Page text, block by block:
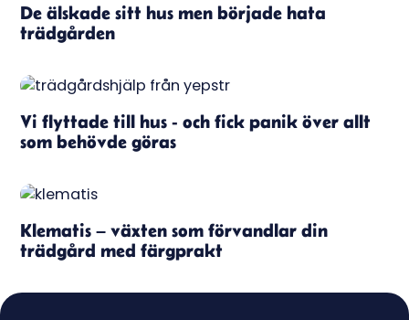
De älskade sitt hus men började hata
trädgården
Vi flyttade till hus - och fick panik över allt
som behövde göras
Klematis – växten som förvandlar din
trädgård med färgprakt